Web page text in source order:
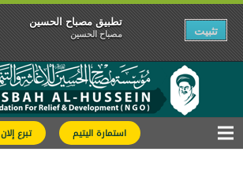
تطبیق مصباح الحسین
مصباح الحسین تثبیت
استمارة اليتيم تبرع إلان